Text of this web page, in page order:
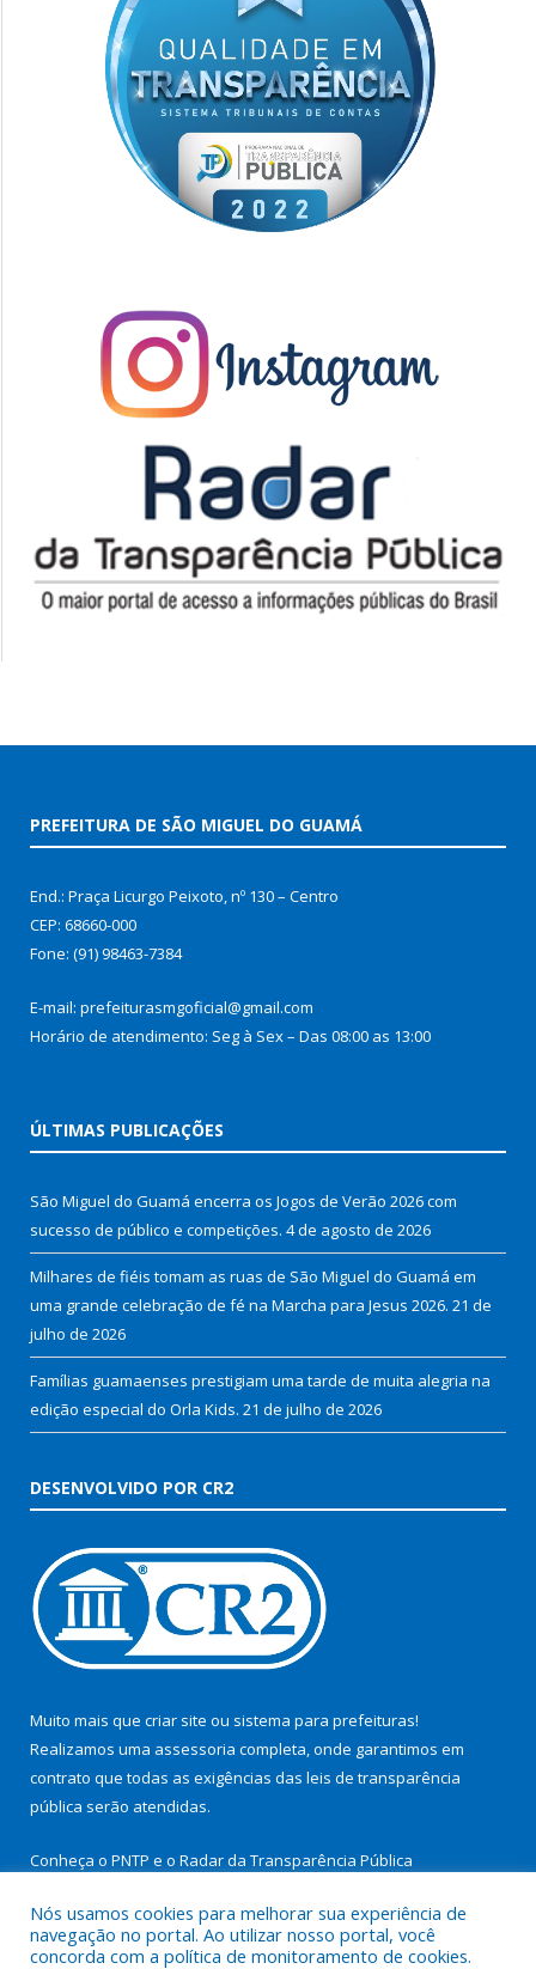
PREFEITURA DE SÃO MIGUEL DO GUAMÁ
End.: Praça Licurgo Peixoto, nº 130 – Centro
CEP: 68660-000
Fone: (91) 98463-7384
E-mail: prefeiturasmgoficial@gmail.com
Horário de atendimento: Seg à Sex – Das 08:00 as 13:00
ÚLTIMAS PUBLICAÇÕES
São Miguel do Guamá encerra os Jogos de Verão 2026 com
sucesso de público e competições. 4 de agosto de 2026
Milhares de fiéis tomam as ruas de São Miguel do Guamá em
uma grande celebração de fé na Marcha para Jesus 2026. 21 de
julho de 2026
Famílias guamaenses prestigiam uma tarde de muita alegria na
edição especial do Orla Kids. 21 de julho de 2026
DESENVOLVIDO POR CR2
Muito mais que criar site ou sistema para prefeituras!
Realizamos uma assessoria completa, onde garantimos em
contrato que todas as exigências das leis de transparência
pública serão atendidas.
Conheça o PNTP e o Radar da Transparência Pública
Nós usamos cookies para melhorar sua experiência de
navegação no portal. Ao utilizar nosso portal, você
concorda com a política de monitoramento de cookies.